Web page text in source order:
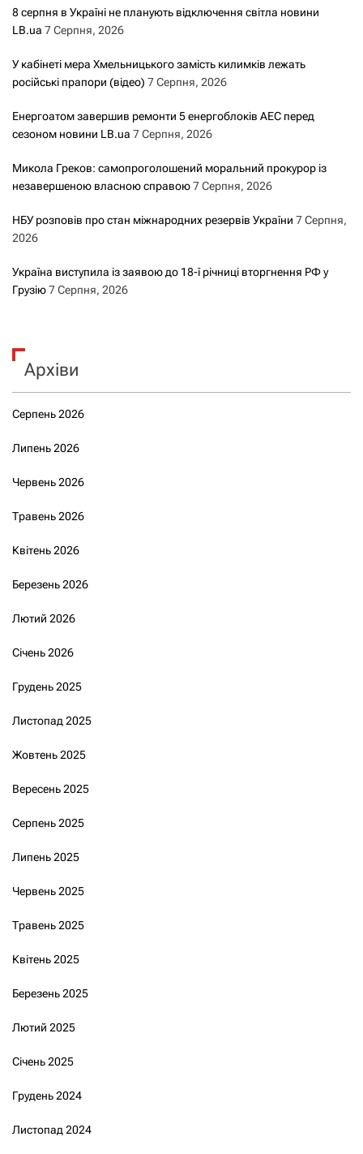
8 серпня в Україні не планують відключення світла новини
LB.ua 7 Серпня, 2026
У кабінеті мера Хмельницького замість килимків лежать
російські прапори (відео) 7 Серпня, 2026
Енергоатом завершив ремонти 5 енергоблоків АЕС перед
сезоном новини LB.ua 7 Серпня, 2026
Микола Греков: самопроголошений моральний прокурор із
незавершеною власною справою7 Серпня, 2026
НБУ розповів про стан міжнародних резервів України 7 Серпня,
2026
Україна виступила із заявою до 18-ї річниці вторгнення РФ у
Грузію7 Серпня, 2026
Архіви
Серпень 2026
Липень 2026
Червень 2026
Травень 2026
Квітень 2026
Березень 2026
Лютий 2026
Січень 2026
Грудень 2025
Листопад 2025
Жовтень 2025
Вересень 2025
Серпень 2025
Липень 2025
Червень 2025
Травень 2025
Квітень 2025
Березень 2025
Лютий 2025
Січень 2025
Грудень 2024
Листопад 2024